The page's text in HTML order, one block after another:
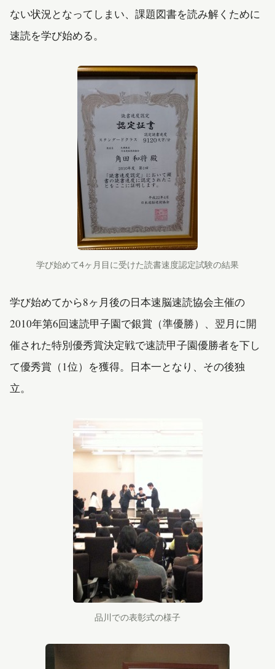
ない状況となってしまい、課題図書を読み解くために
速読を学び始める。
学び始めて4ヶ月目に受けた読書速度認定試験の結果
学び始めてから8ヶ月後の日本速脳速読協会主催の
2010年第6回速読甲子園で銀賞（準優勝）、翌月に開
催された特別優秀賞決定戦で速読甲子園優勝者を下し
て優秀賞（1位）を獲得。日本一となり、その後独
立。
品川での表彰式の様子